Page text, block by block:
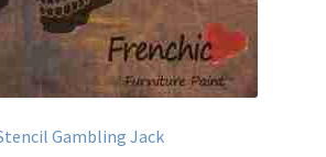
Gambling Jack